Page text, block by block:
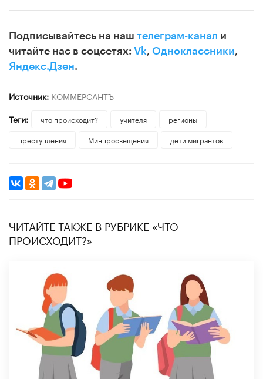
Подписывайтесь на наш телеграм-канал и
читайте нас в соцсетях: Vk, Одноклассники,
Яндекс.Дзен.
Источник: КОММЕРСАНТЪ
Теги:
что происходит? учителя
регионы
преступления
Минпросвещения дети мигрантов
ЧИТАЙТЕ ТАКЖЕ В РУБРИКЕ «ЧТО
ПРОИСХОДИТ?»